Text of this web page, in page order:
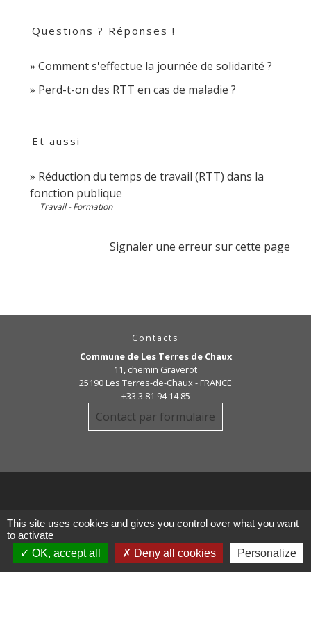
Questions ? Réponses !
Comment s'effectue la journée de solidarité ?
Perd-t-on des RTT en cas de maladie ?
Et aussi
Réduction du temps de travail (RTT) dans la
fonction publique
Travail - Formation
Signaler une erreur sur cette page
Contacts
Commune de Les Terres de Chaux
11, chemin Graverot
25190 Les Terres-de-Chaux - FRANCE
+33 3 81 94 14 85
Contact par formulaire
Liens
COMMUNAUTE DE COMMUNE
PAYS DE MAICHE
This site uses cookies and gives you control over what you want
to activate
OK, accept all
Deny all cookies Personalize